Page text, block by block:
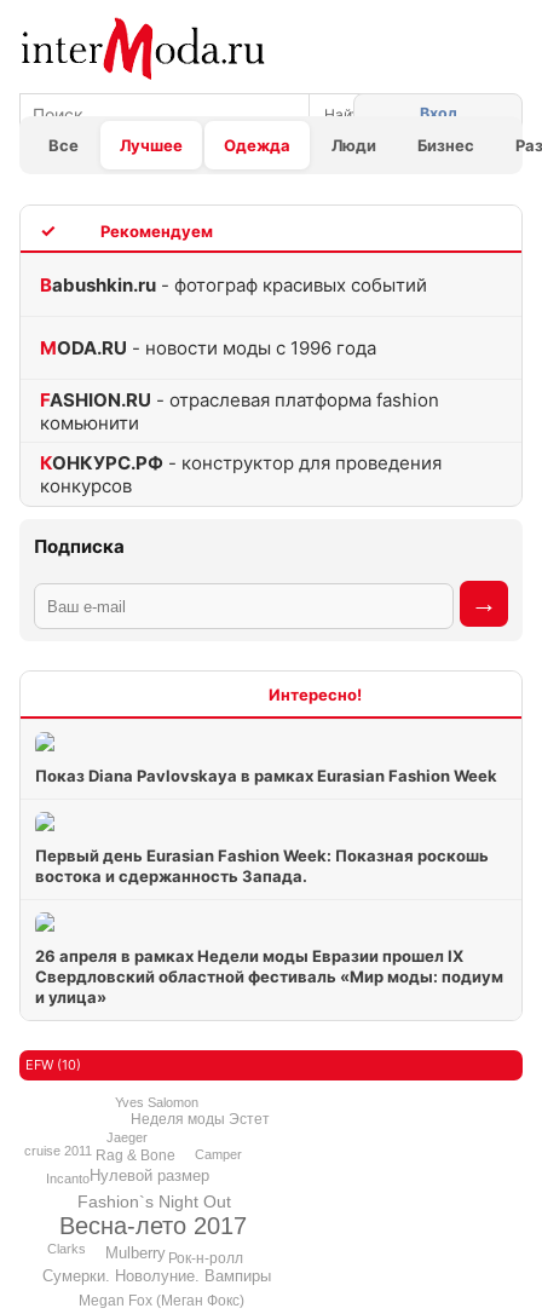
Все Лучшее Одежда Люди Бизнес
Вход
Babushkin.ru - фотограф красивых событий
MODA.RU - новости моды с 1996 года
FASHION.RU - отраслевая платформа fashion
комьюнити
КОНКУРС.РФ - конструктор для проведения
конкурсов
Подписка
Показ Diana Pavlovskaya в рамках Eurasian Fashion Week
Первый день Eurasian Fashion Week: Показная роскошь
востока и сдержанность Запада.
26 апреля в рамках Недели моды Евразии прошел IX
Свердловский областной фестиваль «Мир моды: подиум
и улица»
EFW (10)
Весна-лето 2017
Fashion`s Night Out
Mulberry
Нулевой размер
Сумерки. Новолуние. Вампиры
Rag & Bone
Рок-н-ролл
Megan Fox (Меган Фокс)
Неделя моды Эстет
Yves Salomon
Camper
Jaeger
Clarks
cruise 2011
Incanto